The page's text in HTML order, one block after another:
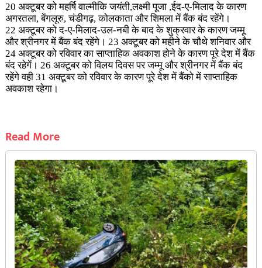
20 अक्टूबर को महर्षि वाल्मीकि जयंती,लक्ष्मी पूजा ,ईद-ए-मिलाद के कारण
अगरतला, बेंगलूरु, चंडीगढ़, कोलकाता और शिमला में बैंक बंद रहेंगे।
22 अक्टूबर को द-ए-मिलाद-उल-नबी के बाद के शुक्रवार के कारण जम्मू
और श्रीनगर में बैंक बंद रहेंगे। 23 अक्टूबर को महीने के चौथे शनिवार और
24 अक्टूबर को रविवार का साप्ताहिक अवकाश होने के कारण पूरे देश में बैंक
बंद रहेगें। 26 अक्टूबर को विलय दिवस पर जम्मू और श्रीनगर में बैंक बंद
रहेंगे वही 31 अक्टूबर को रविवार के कारण पूरे देश में बैंको में साप्ताहिक
अवकाश रहेगा।
Read More